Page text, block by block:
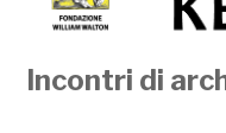
Incontri di